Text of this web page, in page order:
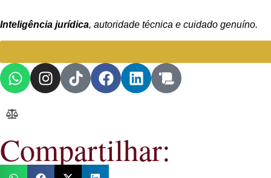
Inteligência jurídica, autoridade técnica e cuidado genuíno.
Compartilhar: